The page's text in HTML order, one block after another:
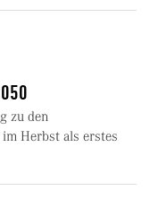
zu den
Herbst als erstes